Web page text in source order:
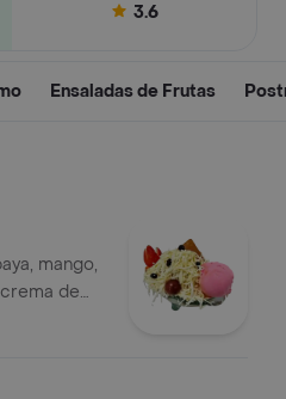
3.6
Ensaladas de Frutas
mango,
de
galleta.